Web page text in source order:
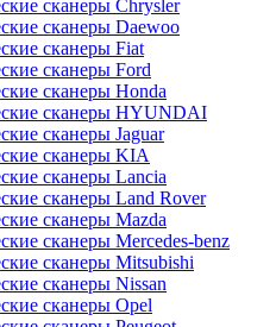
сканеры Chrysler
сканеры Daewoo
сканеры Fiat
сканеры Ford
сканеры Honda
сканеры HYUNDAI
сканеры Jaguar
сканеры KIA
сканеры Lancia
сканеры Land Rover
сканеры Mazda
сканеры Mercedes-benz
сканеры Mitsubishi
сканеры Nissan
сканеры Opel